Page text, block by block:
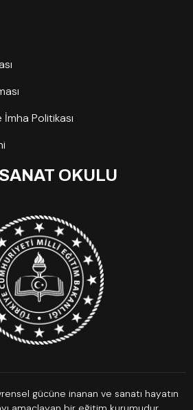
Politikası
OKULU
gücüne inanan ve sanatı hayatın